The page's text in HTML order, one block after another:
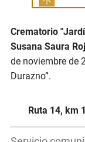
Crematorio
Susana Saura
de noviembre de
Durazno”.
Ruta 14, km